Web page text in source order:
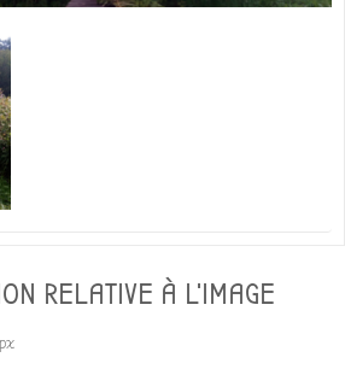
RELATIVE À L'IMAGE
px